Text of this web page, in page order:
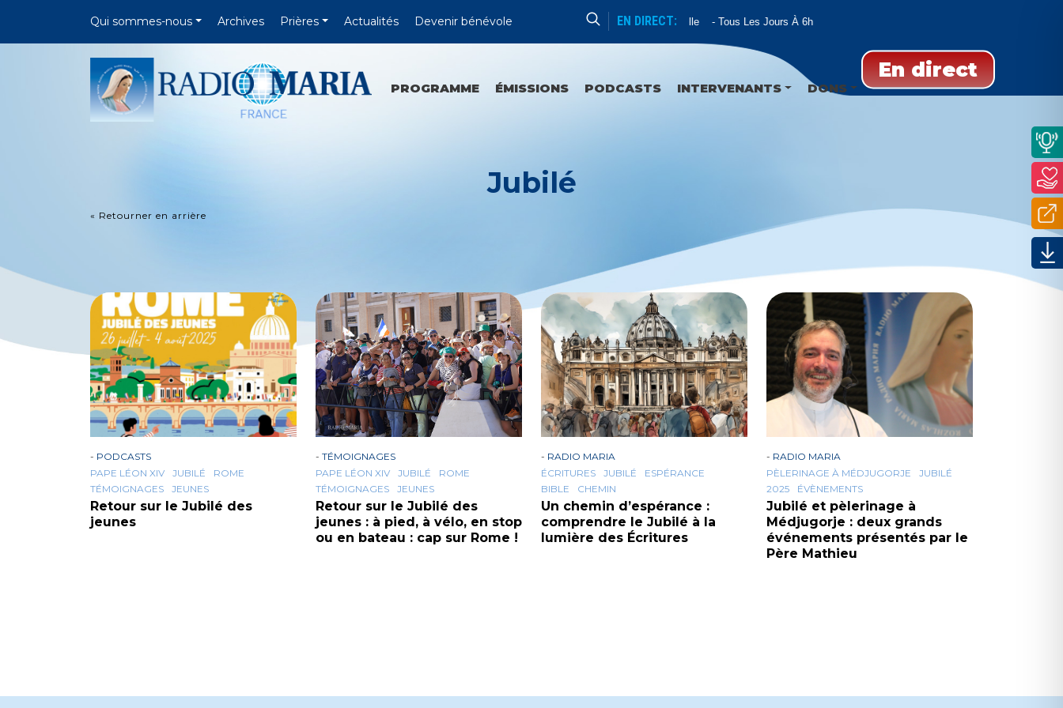
Qui sommes-nous Archives Prières Actualités Devenir bénévole EN DIRECT:
Aube Nouvelle Tous Les Jours À 6h
En direct
PROGRAMME ÉMISSIONS PODCASTS INTERVENANTS DONS
Jubilé
« Retourner en arrière
- PODCASTS
PAPE LÉON XIV
JUBILÉ
ROME
TÉMOIGNAGES
JEUNES
Retour sur le Jubilé des
jeunes
- TÉMOIGNAGES
PAPE LÉON XIV
JUBILÉ
ROME
TÉMOIGNAGES
JEUNES
Retour sur le Jubilé des
jeunes : à pied, à vélo, en stop
ou en bateau : cap sur Rome !
- RADIO MARIA
ÉCRITURES
JUBILÉ
ESPÉRANCE
BIBLE
CHEMIN
Un chemin d’espérance :
comprendre le Jubilé à la
lumière des Écritures
- RADIO MARIA
PÈLERINAGE À MÉDJUGORJE
JUBILÉ
2025
ÉVÈNEMENTS
Jubilé et pèlerinage à
Médjugorje : deux grands
événements présentés par le
Père Mathieu